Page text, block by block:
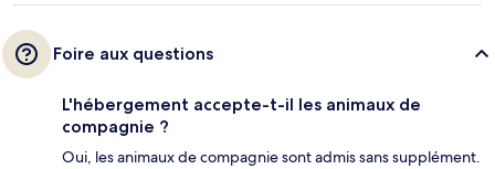
Foire aux questions
L'hébergement accepte-t-il les animaux de
compagnie ?
Oui, les animaux de compagnie sont admis sans supplément.